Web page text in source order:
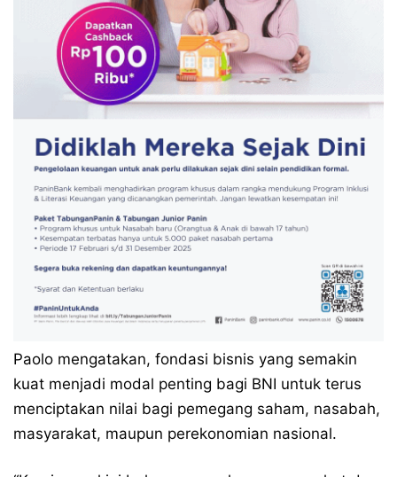
Paolo mengatakan, fondasi bisnis yang semakin
kuat menjadi modal penting bagi BNI untuk terus
menciptakan nilai bagi pemegang saham, nasabah,
masyarakat, maupun perekonomian nasional.